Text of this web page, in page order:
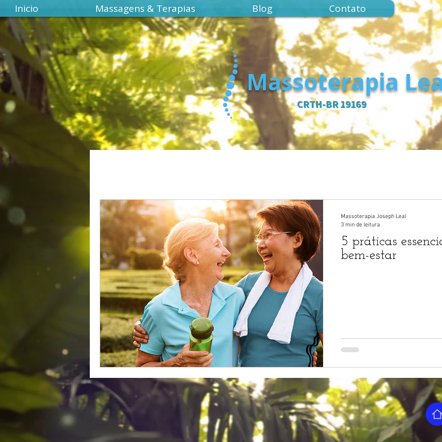
Inicio Massagens & Terapias Blog Contato
Massoterapia
CRTH-BR 19169
5 práticas
bem-estar
Massoterapia Joseph Leal
3 min de leitura